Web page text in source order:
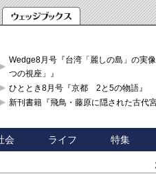
Wedge8月号『台湾「麗しの島」の実
つの視座」』
ひととき8月号『京都 2と5の物語』
新刊書籍『飛鳥・藤原に隠された古代宮
会 ライフ 特集